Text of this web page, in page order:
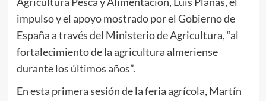
impulso y el apoyo mostrado por el Gobierno de
España a través del Ministerio de Agricultura, “al
fortalecimiento de la agricultura almeriense
durante los últimos años”.
En esta primera sesión de la feria agrícola, Martín